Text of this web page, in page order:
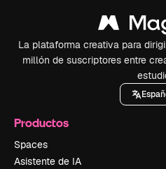
La plataforma creativa para
millón de suscriptores entre
Productos
Spaces
Asistente de IA